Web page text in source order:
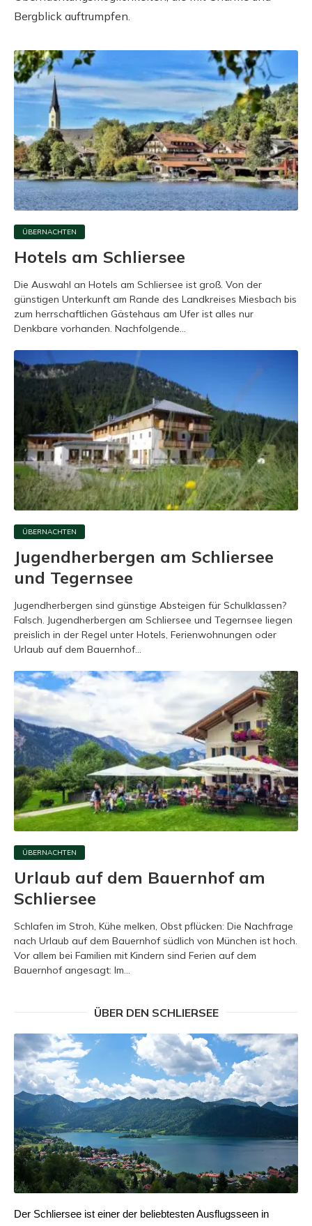
Bergblick auftrumpfen.
ÜBERNACHTEN
Hotels am Schliersee
Die Auswahl an Hotels am Schliersee ist groß. Von der
günstigen Unterkunft am Rande des Landkreises Miesbach bis
zum herrschaftlichen Gästehaus am Ufer ist alles nur
Denkbare vorhanden. Nachfolgende...
ÜBERNACHTEN
Jugendherbergen am Schliersee
und Tegernsee
Jugendherbergen sind günstige Absteigen für Schulklassen?
Falsch. Jugendherbergen am Schliersee und Tegernsee liegen
preislich in der Regel unter Hotels, Ferienwohnungen oder
Urlaub auf dem Bauernhof...
ÜBERNACHTEN
Urlaub auf dem Bauernhof am
Schliersee
Schlafen im Stroh, Kühe melken, Obst pflücken: Die Nachfrage
nach Urlaub auf dem Bauernhof südlich von München ist hoch.
Vor allem bei Familien mit Kindern sind Ferien auf dem
Bauernhof angesagt: Im...
ÜBER DEN SCHLIERSEE
Der Schliersee ist einer der beliebtesten Ausflugsseen in